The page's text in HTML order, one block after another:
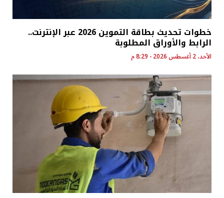
خطوات تحديث بطاقة التموين 2026 عبر الإنترنت..
الرابط والأوراق المطلوبة
الأحد، 2 أغسطس 2026 - 8:29 م